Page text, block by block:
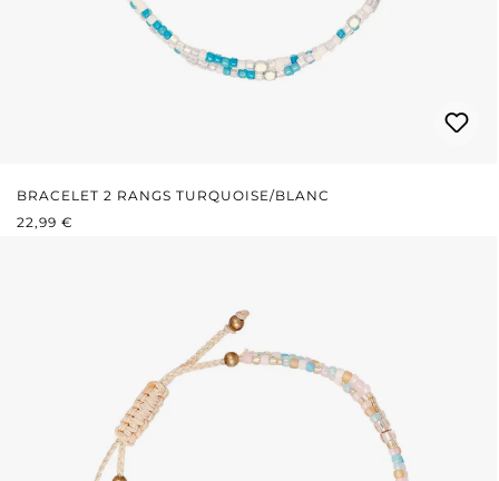
BRACELET 2 RANGS TURQUOISE/BLANC
PRIX RÉGULIER :
22,99 €